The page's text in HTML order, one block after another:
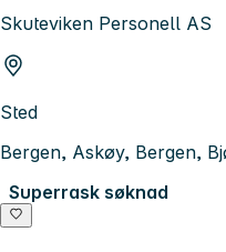
Skuteviken Personell AS
Sted
Bergen, Askøy, Bergen,
Superrask søknad